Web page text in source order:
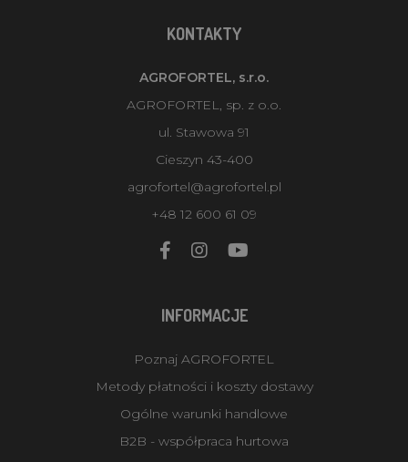
KONTAKTY
AGROFORTEL, s.r.o.
AGROFORTEL, sp. z o.o.
ul. Stawowa 91
Cieszyn 43-400
agrofortel@agrofortel.pl
+48 12 600 61 09
INFORMACJE
Poznaj AGROFORTEL
Metody płatności i koszty dostawy
Ogólne warunki handlowe
B2B - współpraca hurtowa